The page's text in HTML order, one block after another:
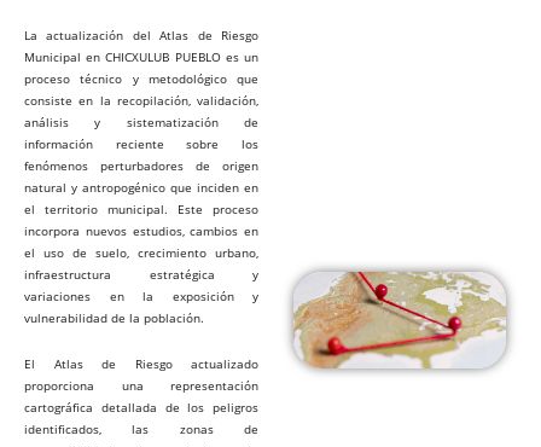
La actualización del Atlas de Riesgo
Municipal en CHICXULUB PUEBLO es un
proceso técnico y metodológico que
consiste en la recopilación, validación,
análisis y sistematización de
información reciente sobre los
fenómenos perturbadores de origen
natural y antropogénico que inciden en
el territorio municipal. Este proceso
incorpora nuevos estudios, cambios en
el uso de suelo, crecimiento urbano,
infraestructura estratégica y
variaciones en la exposición y
vulnerabilidad de la población.
El Atlas de Riesgo actualizado
proporciona una representación
cartográfica detallada de los peligros
identificados, las zonas de